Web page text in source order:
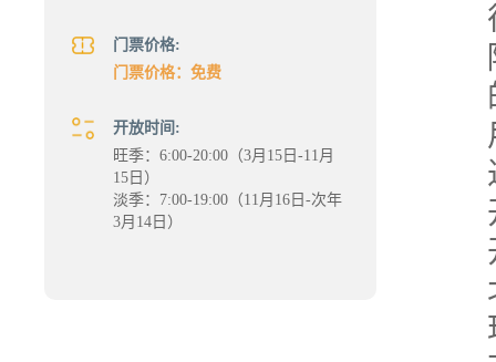
门票价格:
门票价格：免费
开放时间:
旺季：6:00-20:00（3月15日-11月
15日）
淡季：7:00-19:00（11月16日-次年
3月14日）